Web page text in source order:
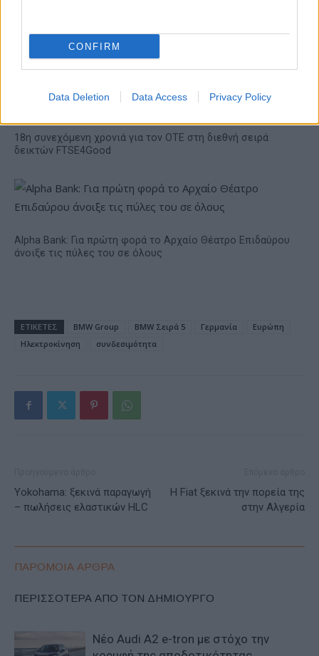
CONFIRM
Data Deletion Data Access Privacy Policy
της συνεργασίας τους μέχρι
18η συνεχόμενη χρονιά για τον ΟΤΕ στη διεθνή σειρά
δεικτών FTSE4Good
Alpha Bank: Για πρώτη φορά το Αρχαίο Θέατρο Επιδαύρου
άνοιξε τις πύλες του σε όλους
ΕΤΙΚΕΤΕΣ BMW Group BMW Σειρά 5 Γερμανία
Ευρώπη
Ηλεκτροκίνηση
συνδεσιμότητα
Yokohama: ξεκινά παραγωγή
– πωλήσεις ελαστικών HLC
H Fiat ξεκινά την πορεία της
στην Αλγερία
ΠΑΡΟΜΟΙΑ ΑΡΘΡΑ
ΠΕΡΙΣΣΟΤΕΡΑ ΑΠΟ ΤΟΝ ΔΗΜΙΟΥΡΓΟ
Νέο Audi A2 e-tron με στόχο την